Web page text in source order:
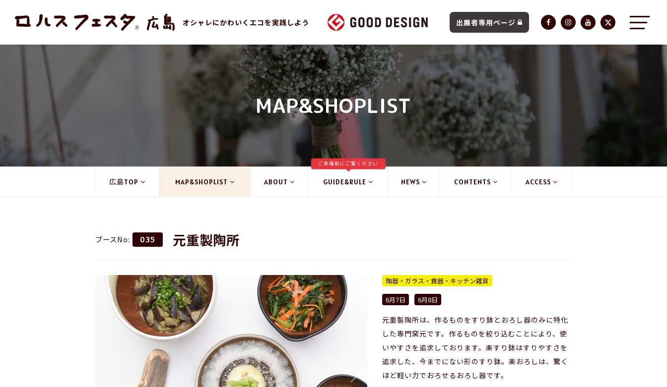
オシャレにかわいくエコを実践しよう 出展者専用ページ
MAP&SHOPLIST
広島TOP MAP&SHOPLIST ABOUT GUIDE&RULE
ご来場前にご覧ください
NEWS CONTENTS ACCESS
ブースNo: 035 元重製陶所
陶器・ガラス・食器・キッチン雑貨
6月7日
6月8日
元重製陶所は、作るものをすり鉢とおろし器のみに特化
した専門窯元です。作るものを絞り込むことにより、使
いやすさを追求しております。楽すり鉢はすりやすさを
追求した、今までにない形のすり鉢。楽おろしは、驚く
ほど軽い力でおろせるおろし器です。